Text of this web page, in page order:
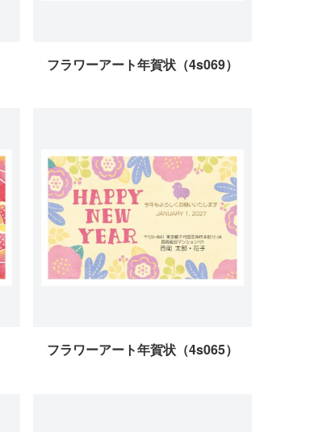
フラワーアート年賀状（4s069）
フラワーアート年賀状（4s065）